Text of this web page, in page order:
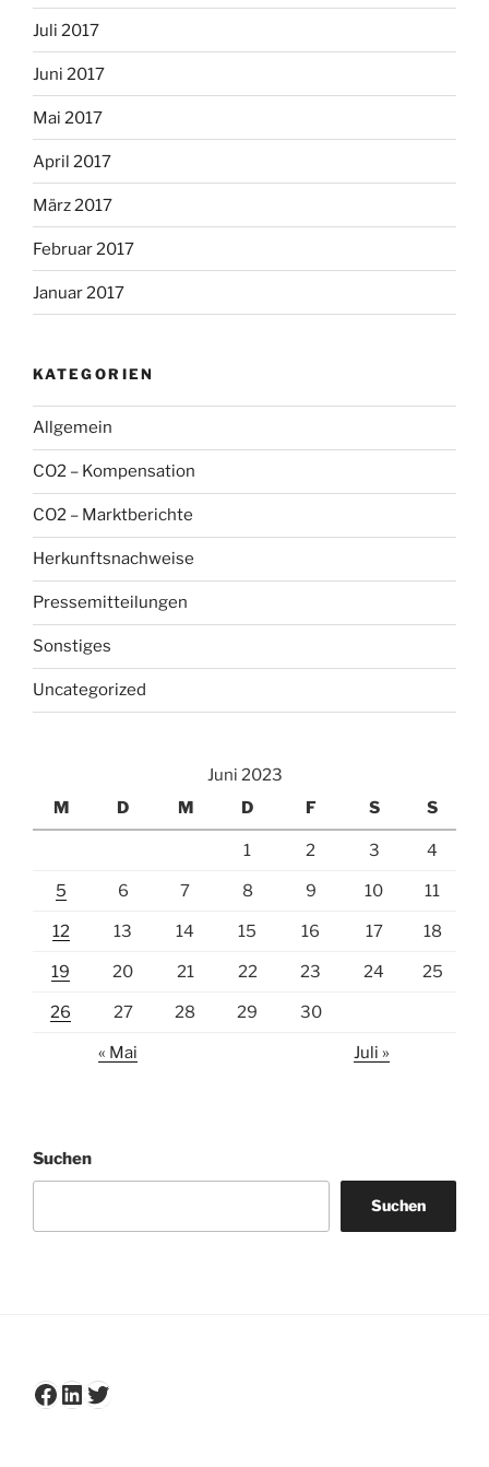
Juli 2017
Juni 2017
Mai 2017
April 2017
März 2017
Februar 2017
Januar 2017
KATEGORIEN
Allgemein
CO2 – Kompensation
CO2 – Marktberichte
Herkunftsnachweise
Pressemitteilungen
Sonstiges
Uncategorized
Juni 2023
M
D M D F S S
1 2 3 4
5 6 7 8 9 10 11
12 13 14 15 16 17 18
19 20 21 22 23 24 25
26 27 28 29 30
« Mai Juli »
Suchen
Suchen
Facebook
LinkedIn
Twitter